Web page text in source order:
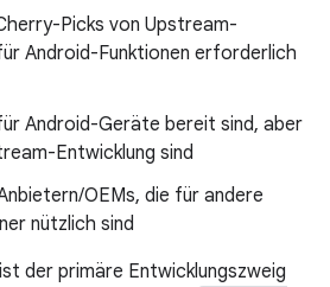
Picks von Upstream-
Android-Funktionen erforderlich
Android-Geräte bereit sind, aber
Entwicklung sind
OEMs, die für andere
nützlich sind
ist der primäre Entwicklungszweig